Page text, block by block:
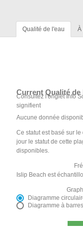
Qualité de l'eau À
Current Qualité de
Consultez l'onglet Info
signifient
Aucune donnée
Ce statut est basé sur
jour le statut de cette
disponibles.
Islip Beach est
Diagramme
Diagramme à barres